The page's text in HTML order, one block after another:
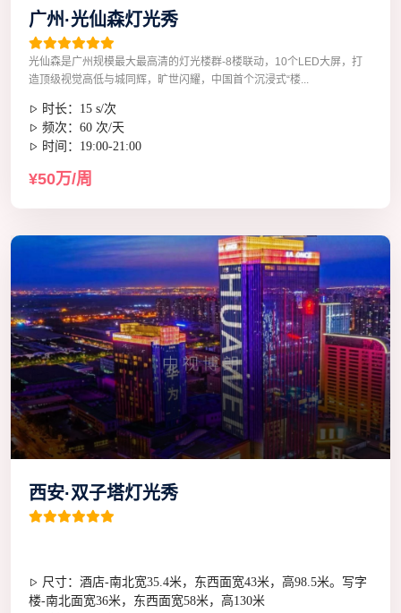
广州·光仙森灯光秀
光仙森是广州规模最大最高清的灯光楼群-8楼联动，10个LED大屏，打
造顶级视觉高低与城同辉，旷世闪耀，中国首个沉浸式“楼...
时长：15 s/次
频次：60 次/天
时间：19:00-21:00
¥50万/周
西安·双子塔灯光秀
尺寸：酒店-南北宽35.4米，东西面宽43米，高98.5米。写字
楼-南北面宽36米，东西面宽58米，高130米